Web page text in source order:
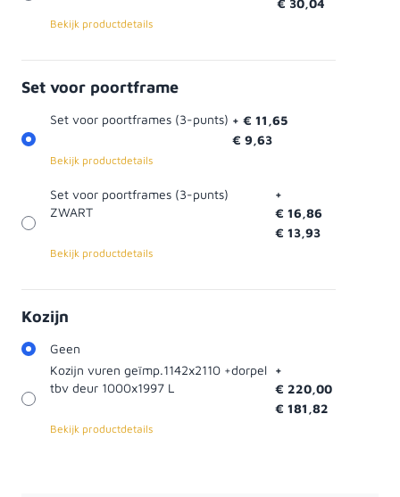
€ 30,04
Bekijk productdetails
Set voor poortframe
Set voor poortframes (3-punts) + € 11,65
€ 9,63
Bekijk productdetails
Set voor poortframes (3-punts)
ZWART
+
€ 16,86
€ 13,93
Bekijk productdetails
Kozijn
Geen
Kozijn vuren geïmp.1142x2110 +dorpel
tbv deur 1000x1997 L
+
€ 220,00
€ 181,82
Bekijk productdetails